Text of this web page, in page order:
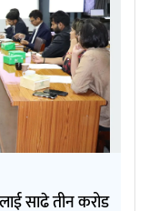
साढे तीन करोड